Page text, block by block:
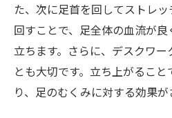
た、次に足首を回してストレ
回すことで、足全体の血流が
立ちます。さらに、デスクワ
とも大切です。立ち上がるこ
り、足のむくみに対する効果が